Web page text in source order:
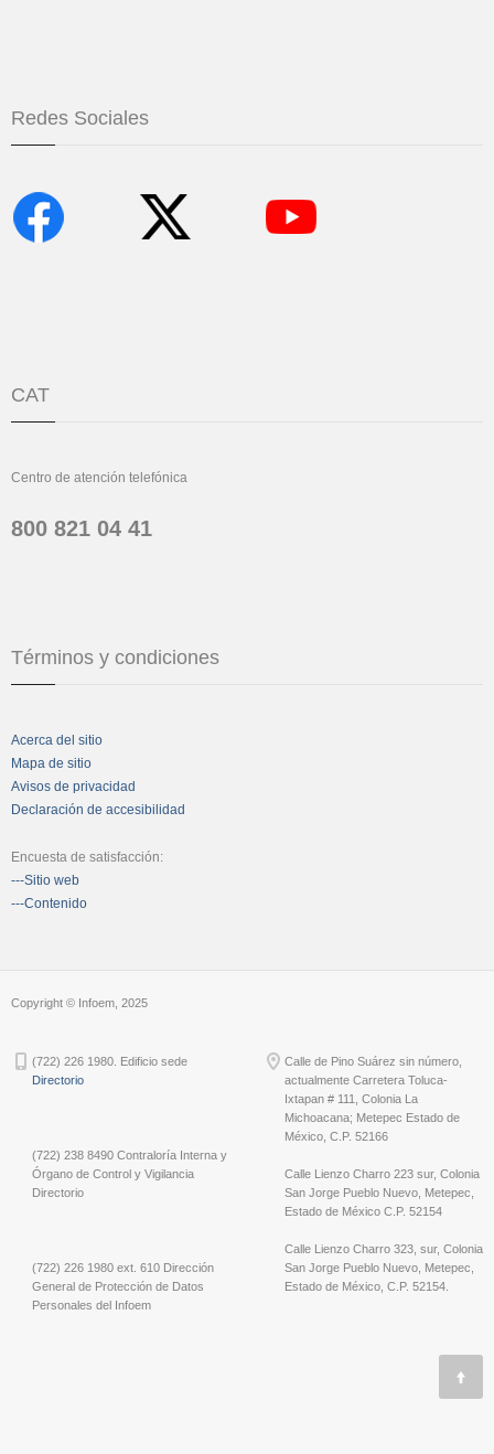
Redes Sociales
CAT
Centro de atención telefónica
800 821 04 41
Términos y condiciones
Acerca del sitio
Mapa de sitio
Avisos de privacidad
Declaración de accesibilidad
Encuesta de satisfacción:
---Sitio web
---Contenido
Copyright © Infoem, 2025
(722) 226 1980. Edificio sede
Directorio
(722) 238 8490 Contraloría Interna y
Órgano de Control y Vigilancia
Directorio
(722) 226 1980 ext. 610 Dirección
General de Protección de Datos
Personales del Infoem
Calle de Pino Suárez sin número,
actualmente Carretera Toluca-
Ixtapan # 111, Colonia La
Michoacana; Metepec Estado de
México, C.P. 52166
Calle Lienzo Charro 223 sur, Colonia
San Jorge Pueblo Nuevo, Metepec,
Estado de México C.P. 52154
Calle Lienzo Charro 323, sur, Colonia
San Jorge Pueblo Nuevo, Metepec,
Estado de México, C.P. 52154.